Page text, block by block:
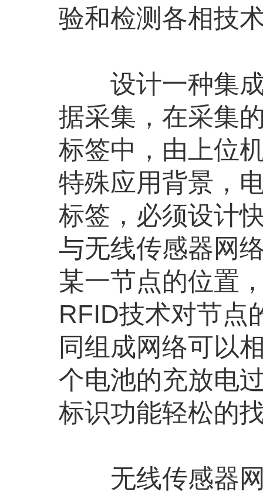
验和检测各相技
设计一种集成
据采集，在采集
标签中，由上位
特殊应用背景，
标签，必须设计
与无线传感器网
某一节点的位置
RFID技术对节点
同组成网络可以
个电池的充放电
标识功能轻松的
无线传感器网